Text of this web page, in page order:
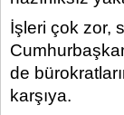
İşleri çok zor,
de
karşıya.